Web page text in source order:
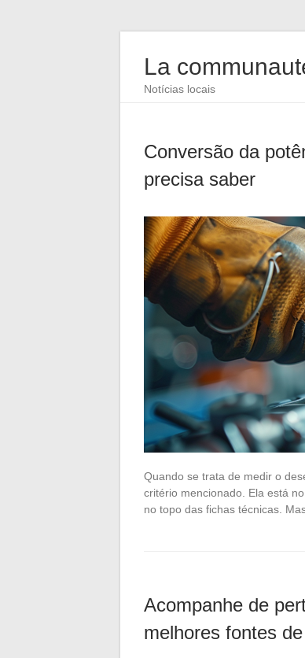
La
Notícias locais
Conversão da
precisa saber
Quando se trata de medir o
critério mencionado. Ela está
no topo das fichas técnicas.
Acompanhe de
melhores fontes